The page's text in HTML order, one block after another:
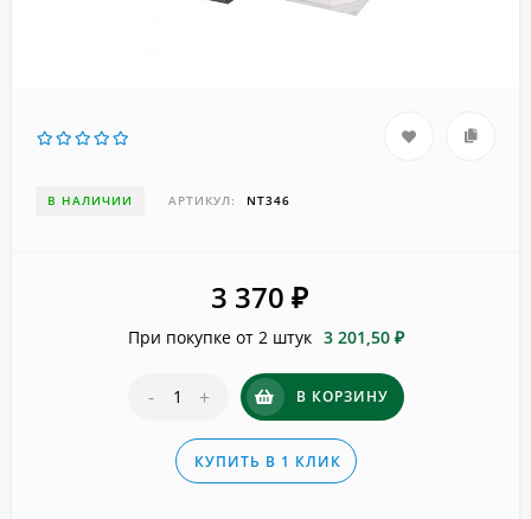
В НАЛИЧИИ АРТИКУЛ: NT346
3 370 ₽
При покупке от 2 штук 3 201,50 ₽
- + В КОРЗИНУ
КУПИТЬ В 1 КЛИК